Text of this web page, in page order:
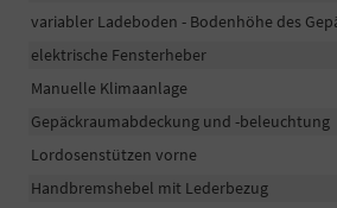
variabler Ladeboden - Bodenhöhe des
elektrische Fensterheber
Manuelle Klimaanlage
Gepäckraumabdeckung und -beleuchtung
Lordosenstützen vorne
Handbremshebel mit Lederbezug